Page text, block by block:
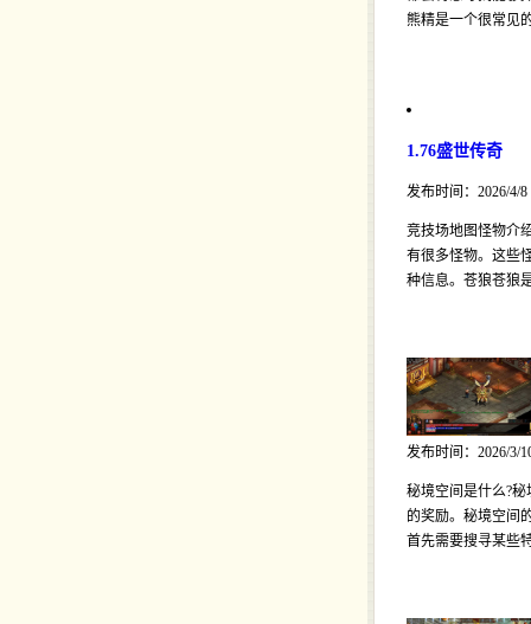
熊精是一个很常见
1.76盛世传奇
发布时间：2026/4/8
竞技场地图怪物介
有很多怪物。这些
种信息。苍狼苍狼
发布时间：2026/3/
秘境空间是什么?
的奖励。秘境空间
首先需要搜寻某些